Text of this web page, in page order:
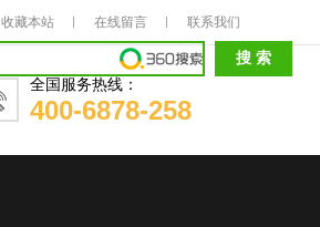
收藏本站 在线留言 联系我们
全国服务热线：
400-6878-258